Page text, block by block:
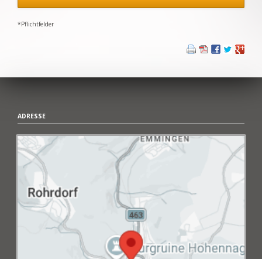
*Pflichtfelder
ADRESSE